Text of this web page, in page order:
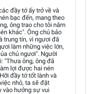
đầy tớ ấy trở về và
bạc đến, mang theo
ông trao cho tôi năm
khác". Ông chủ bảo
trung tín, vì ngươi đã
làm những việc lớn,
chủ ngươi". Người
"Thưa ông, ông đã
lợi được hai nén
đầy tớ tốt lành và
nhỏ, ta sẽ đặt
vào hưởng sự vui